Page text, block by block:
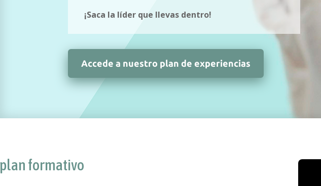
¡Saca la líder que llevas dentro!
Accede a nuestro plan de experiencias
formativo